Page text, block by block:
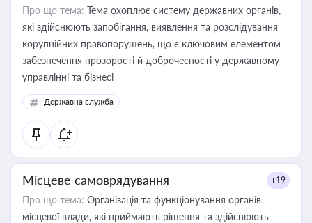
Про що тема: Тема охоплює систему державних органів,
які здійснюють запобігання, виявлення та розслідування
корупційних правопорушень, що є ключовим елементом
забезпечення прозорості й доброчесності у державному
управлінні та бізнесі
Державна служба
Місцеве самоврядування +19
Про що тема: Організація та функціонування органів
місцевої влади, які приймають рішення та здійснюють